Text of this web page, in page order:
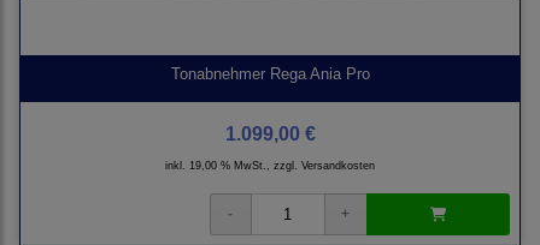
Tonabnehmer Rega Ania Pro
1.099,00 €
inkl. 19,00 % MwSt., zzgl. Versandkosten